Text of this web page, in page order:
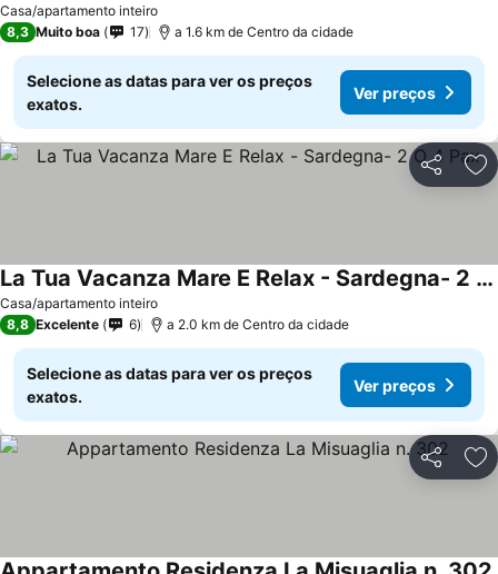
Casa/apartamento inteiro
8,3 Muito boa 17 a 1.6 km de Centro da cidade
Selecione as datas para ver os preços
exatos.
Ver preços
Partilhar
Casa/apartamento inteiro
La Tua Vacanza Mare E Relax - Sardegna- 2 O 4 Pax
Ver preços
8,8 Excelente 6 a 2.0 km de Centro da cidade
Selecione as datas para ver os preços
exatos.
Ver preços
Partilhar